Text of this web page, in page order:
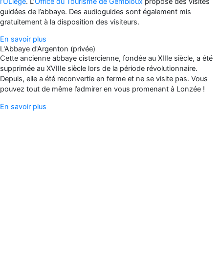
guidées de l’abbaye. Des audioguides sont également mis
gratuitement à la disposition des visiteurs.
En savoir plus
L'Abbaye d'Argenton (privée)
Cette ancienne abbaye cistercienne, fondée au XIIIe siècle, a été
supprimée au XVIIIe siècle lors de la période révolutionnaire.
Depuis, elle a été reconvertie en ferme et ne se visite pas. Vous
pouvez tout de même l’admirer en vous promenant à Lonzée !
En savoir plus